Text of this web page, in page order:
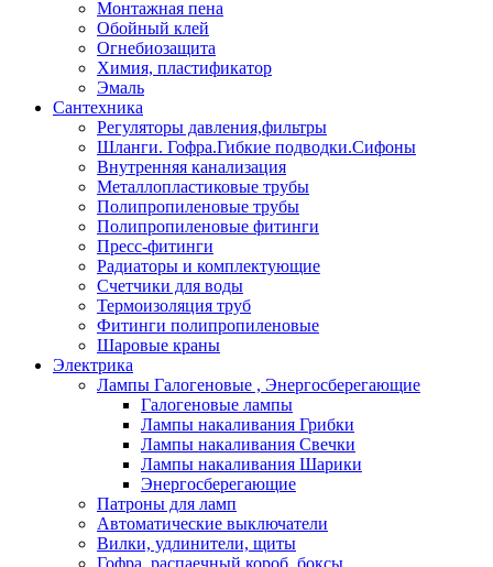
Монтажная пена
Обойный клей
Огнебиозащита
Химия, пластификатор
Эмаль
Сантехника
Регуляторы давления,фильтры
Шланги. Гофра.Гибкие подводки.Сифоны
Внутренняя канализация
Металлопластиковые трубы
Полипропиленовые трубы
Полипропиленовые фитинги
Пресс-фитинги
Радиаторы и комплектующие
Счетчики для воды
Термоизоляция труб
Фитинги полипропиленовые
Шаровые краны
Электрика
Лампы Галогеновые , Энергосберегающие
Галогеновые лампы
Лампы накаливания Грибки
Лампы накаливания Свечки
Лампы накаливания Шарики
Энергосберегающие
Патроны для ламп
Автоматические выключатели
Вилки, удлинители, щиты
Гофра, распаечный короб, боксы